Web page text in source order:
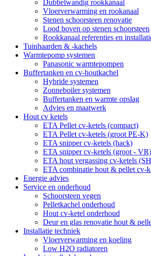
Dubbelwandig rookkanaal
Vloerverwarming en rookanaal
Stenen schoorsteen renovatie
Lood boven op stenen schoorsteen
Rookkanaal referenties en
Tuinhaarden & -kachels
Warmtepomp systemen
Panasonic warmtepompen
Buffertanken en cv-houtkachel
Hybride systemen
Zonneboiler systemen
Buffertanken en warmte opslag
Advies en maatwerk
Hout cv ketels
ETA Pellet cv-ketels (compact)
ETA Pellet cv-ketels (groot PE-K)
ETA snipper cv-ketels (hack)
ETA snipper cv-ketels (groot - VR)
ETA hout vergassing cv-ketels
ETA combinatie hout & pellet cv-
Energie advies
Service en onderhoud
Schoorsteen vegen
Pelletkachel onderhoud
Hout cv-ketel onderhoud
Deur en glas renovatie hout &
Installatie techniek
Vloerverwarming en koeling
Low H2O radiatoren